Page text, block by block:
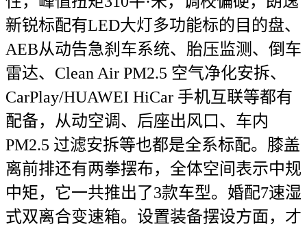
新锐标配有LED大灯多功能标的目的盘、
AEB从动告急刹车系统、胎压监测、倒车
雷达、Clean Air PM2.5 空气净化安拆、
CarPlay/HUAWEI HiCar 手机互联等都有
配备，从动空调、后座出风口、车内
PM2.5 过滤安拆等也都是全系标配。膝盖
离前排还有两拳摆布，全体空间表示中规
中矩，它一共推出了3款车型。婚配7速湿
式双离合变速箱。设置装备摆设方面，才